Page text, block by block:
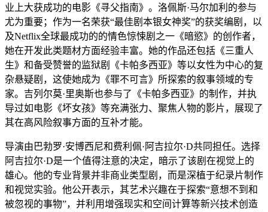
业上大获成功的电影《寻父指南》。洛佩斯·马尔加利的参与
尤为重要；作为一名荣获“最佳剧本银女神奖”的获奖编剧，以
及Netflix全球最成功的的情色惊悚剧之一《暗慾》的创作者，
她在开发此类题材方面经验丰富。她的作品还包括《三重人
生》和备受赞誉的监狱剧《卡帕多西亚》等以女性为中心的复
杂悬疑剧，这使她成为《罪不可言》所探索的叙事领域的专
家。吉列尔莫·里奥斯也参与了《卡帕多西亚》的制作，并执
导过如电影《坏女孩》等充满张力、聚焦人物的影片，展现了
其在高风险叙事方面的互补才能。
导演由巴勃罗·安博西尼和费利佩·阿吉拉尔·D共同担任。选择
阿吉拉尔·D是一个值得注意的决定，暗示了该剧在视觉上的
雄心。他的专业背景并非商业类型剧，而是深植于纪录片制作
和视觉实验。他公开表示，其艺术兴趣在于探索“意想不到和
被忽视的事物”，并利用增强现实和空间计算等新兴技术创造